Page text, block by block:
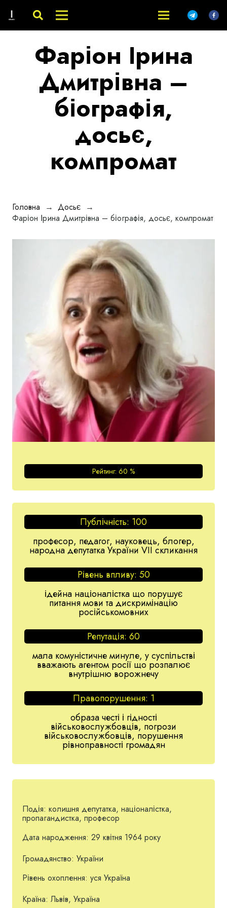
Фаріон Ірина
Дмитрівна –
біографія,
досьє,
компромат
Головна → Досьє →
Фаріон Ірина Дмитрівна – біографія, досьє, компромат
Рейтинг: 60 %
Публічність: 100
професор, педагог, науковець, блогер,
народна депутатка України VII скликання
Рівень впливу: 50
ідейна націоналістка що порушує
питання мови та дискримінацію
російськомовних
Репутація: 60
мала комуністичне минуле, у суспільстві
вважають агентом росії що розпалює
внутрішню ворожнечу
Правопорушення: 1
образа честі і гідності
військовослужбовців, погрози
військовослужбовців, порушення
рівноправності громадян
Подія: колишня депутатка, націоналістка,
пропагандистка, професор
Дата народження: 29 квітня 1964 року
Громадянство: України
Рівень охоплення: уся Україна
Країна: Львів, Україна